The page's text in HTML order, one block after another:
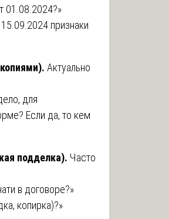
01.08.2024?»
признаки
Актуально
для
Если да, то кем
подделка). Часто
в договоре?»
копирка)?»